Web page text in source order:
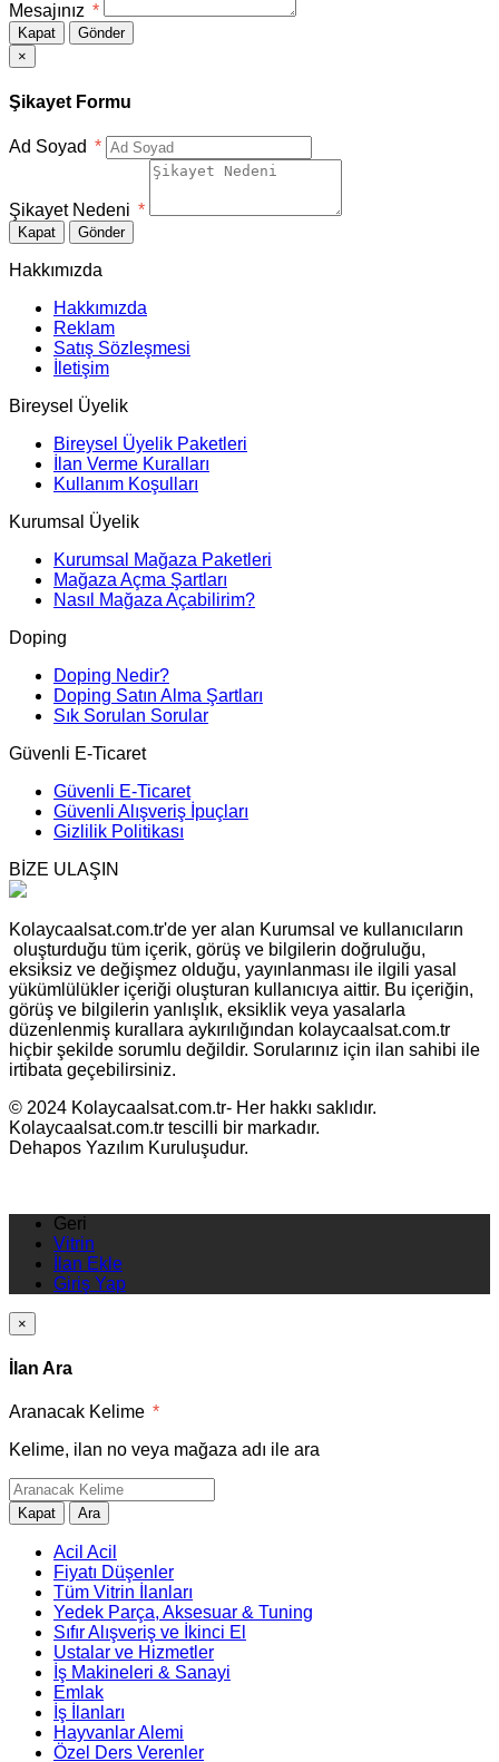
Mesajınız *
Kapat
Gönder
×
Şikayet Formu
Ad Soyad *
Şikayet Nedeni *
Kapat Gönder
Hakkımızda
Hakkımızda
Reklam
Satış Sözleşmesi
İletişim
Bireysel Üyelik
Bireysel Üyelik Paketleri
İlan Verme Kuralları
Kullanım Koşulları
Kurumsal Üyelik
Kurumsal Mağaza Paketleri
Mağaza Açma Şartları
Nasıl Mağaza Açabilirim?
Doping
Doping Nedir?
Doping Satın Alma Şartları
Sık Sorulan Sorular
Güvenli E-Ticaret
Güvenli E-Ticaret
Güvenli Alışveriş İpuçları
Gizlilik Politikası
BİZE ULAŞIN
Kolaycaalsat.com.tr'de yer alan Kurumsal ve kullanıcıların
oluşturduğu tüm içerik, görüş ve bilgilerin doğruluğu,
eksiksiz ve değişmez olduğu, yayınlanması ile ilgili yasal
yükümlülükler içeriği oluşturan kullanıcıya aittir. Bu içeriğin,
görüş ve bilgilerin yanlışlık, eksiklik veya yasalarla
düzenlenmiş kurallara aykırılığından kolaycaalsat.com.tr
hiçbir şekilde sorumlu değildir. Sorularınız için ilan sahibi ile
irtibata geçebilirsiniz.
© 2024 Kolaycaalsat.com.tr- Her hakkı saklıdır.
Kolaycaalsat.com.tr tescilli bir markadır.
Dehapos Yazılım Kuruluşudur.
Geri
Vitrin
İlan Ekle
Giriş Yap
×
İlan Ara
Aranacak Kelime *
Kelime, ilan no veya mağaza adı ile ara
Kapat Ara
Acil Acil
Fiyatı Düşenler
Tüm Vitrin İlanları
Yedek Parça, Aksesuar & Tuning
Sıfır Alışveriş ve İkinci El
Ustalar ve Hizmetler
İş Makineleri & Sanayi
Emlak
İş İlanları
Hayvanlar Alemi
Özel Ders Verenler